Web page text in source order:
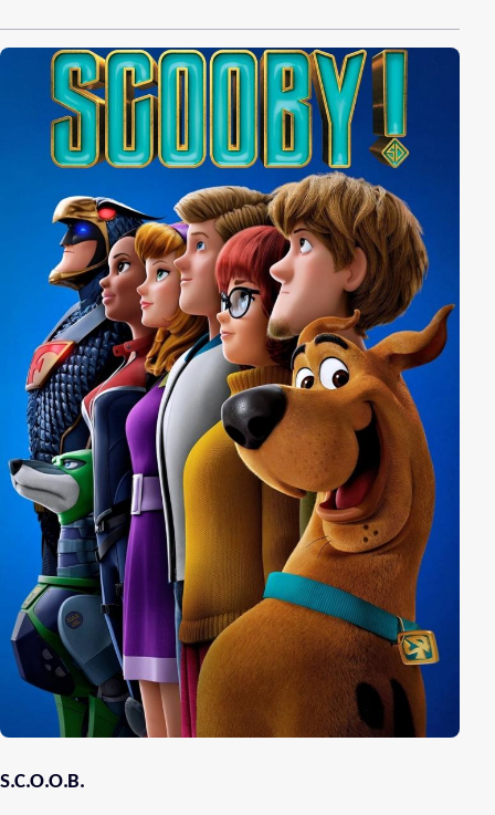
S.C.O.O.B.